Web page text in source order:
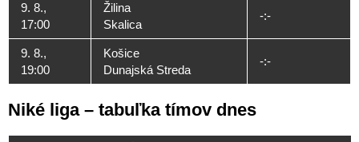
9. 8.,
17:00
Žilina
Skalica
-:-
9. 8.,
19:00
Košice
Dunajská Streda
-:-
Niké liga – tabuľka tímov dnes